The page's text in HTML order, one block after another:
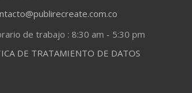
de trabajo : 8:30 am - 5:30 pm
DE TRATAMIENTO DE DATOS